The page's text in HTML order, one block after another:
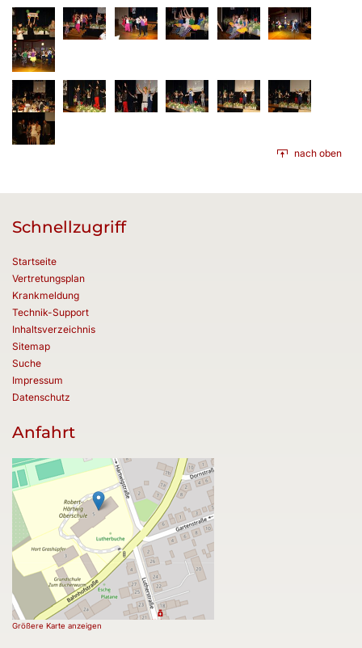
nach oben
Schnellzugriff
Startseite
Vertretungsplan
Krankmeldung
Technik-Support
Inhaltsverzeichnis
Sitemap
Suche
Impressum
Datenschutz
Anfahrt
Größere Karte anzeigen